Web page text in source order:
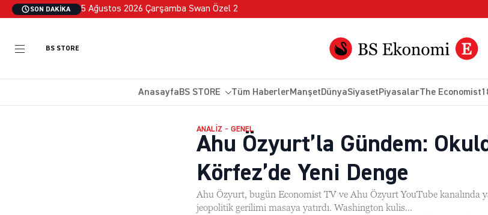
SON DAKIKA 5 Ağustos 2026 Çarşamba Swan Özel 2
BS STORE
AnasayfaBS STORE Tüm HaberlerManşetDünyaSiyasetPiyasalarThe Economist
ANALIZ - GENEL
Ahu Özyurt’la Gündem:
Körfez’de Yeni Denge
Ahu Özyurt, bugün Economist TV ve Ahu Özyurt YouTube kanalında
jeopolitik gerilimi masaya yatırdı. Washington kulis...